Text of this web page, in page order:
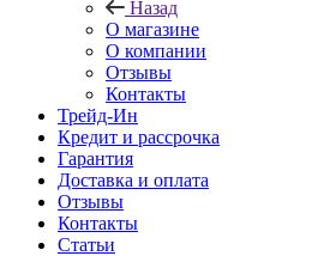
Назад
О магазине
О компании
Отзывы
Контакты
Трейд-Ин
Кредит и рассрочка
Гарантия
Доставка и оплата
Отзывы
Контакты
Статьи